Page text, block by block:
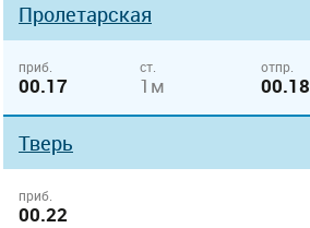
Пролетарская
приб.
00.17
ст.
1м
отпр.
00.18
Тверь
приб.
00.22